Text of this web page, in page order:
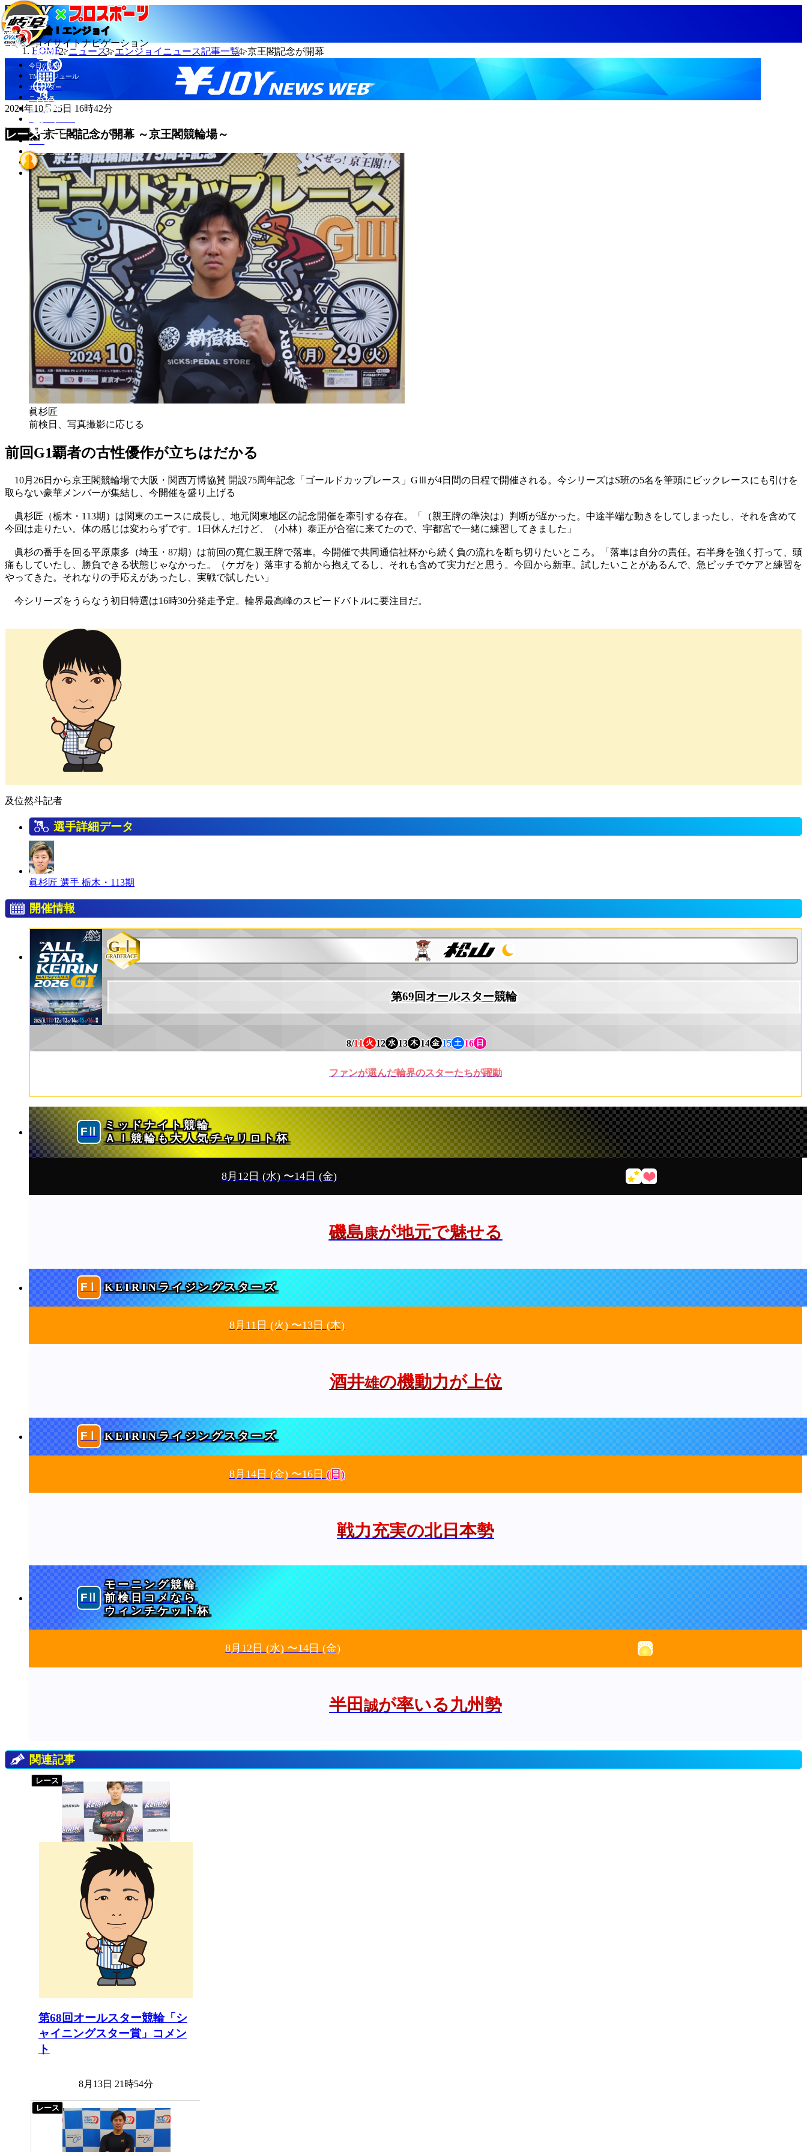
当たる競輪！エンジョイ
エンジョイサイトナビゲーション
今日の結果
TMスケジュール
カレンダー
ニュース
選手データ
競輪場データ
INFO
エンジョイとは？
HOME ニュース エンジョイニュース記事一覧 京王閣記念が開幕
2024年10月25日 16時42分
京王閣記念が開幕 ～京王閣競輪場～
眞杉匠
前検日、写真撮影に応じる
前回G1覇者の古性優作が立ちはだかる
10月26日から京王閣競輪場で大阪・関西万博協賛 開設75周年記念「ゴールドカップレース」GⅢが4日間の日程で開催される。今シリーズはS班の5名を筆頭にビックレースにも引けを
取らない豪華メンバーが集結し、今開催を盛り上げる
眞杉匠（栃木・113期）は関東のエースに成長し、地元関東地区の記念開催を牽引する存在。「（親王牌の準決は）判断が遅かった。中途半端な動きをしてしまったし、それを含めて
今回は走りたい。体の感じは変わらずです。1日休んだけど、（小林）泰正が合宿に来てたので、宇都宮で一緒に練習してきました」
眞杉の番手を回る平原康多（埼玉・87期）は前回の寬仁親王牌で落車。今開催で共同通信社杯から続く負の流れを断ち切りたいところ。「落車は自分の責任。右半身を強く打って、頭
痛もしていたし、勝負できる状態じゃなかった。（ケガを）落車する前から抱えてるし、それも含めて実力だと思う。今回から新車。試したいことがあるんで、急ピッチでケアと練習を
やってきた。それなりの手応えがあったし、実戦で試したい」
今シリーズをうらなう初日特選は16時30分発走予定。輪界最高峰のスピードバトルに要注目だ。
及位然斗記者
選手詳細データ
眞杉匠 選手 栃木・113期
開催情報
GⅠ
GRADERACE
第69回オールスター競輪
8/11 火 12 水 13 木 14 金 15 土 16 日
ファンが選んだ輪界のスターたちが躍動
ミッドナイト競輪
ＡＩ競輪も大人気チャリロト杯
8月12日 (水)〜14日 (金)
磯島康が地元で魅せる
KEIRINライジングスターズ
8月11日 (火)〜13日 (木)
酒井雄の機動力が上位
KEIRINライジングスターズ
8月14日 (金)〜16日(日)
戦力充実の北日本勢
モーニング競輪
前検日コメなら
ウィンチケット杯
8月12日(水) 〜14日(金)
半田誠が率いる九州勢
関連記事
第68回オールスター競輪「シ
ャイニングスター賞」コメン
ト
8月13日 21時54分